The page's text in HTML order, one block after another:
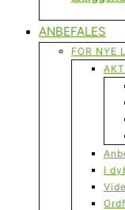
ANBEFALES
FOR NYE
I